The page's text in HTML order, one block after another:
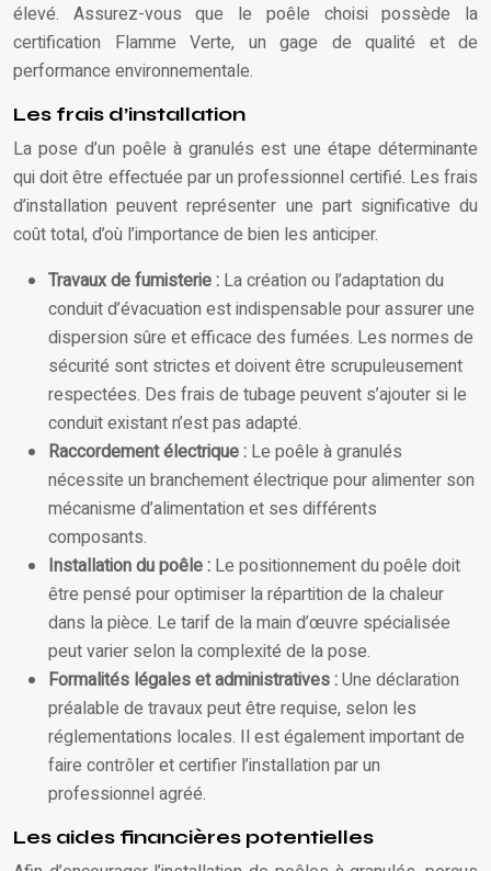
élevé. Assurez-vous que le poêle choisi possède la
certification Flamme Verte, un gage de qualité et de
performance environnementale.
Les frais d’installation
La pose d’un poêle à granulés est une étape déterminante
qui doit être effectuée par un professionnel certifié. Les frais
d’installation peuvent représenter une part significative du
coût total, d’où l’importance de bien les anticiper.
Travaux de fumisterie : La création ou l’adaptation du
conduit d’évacuation est indispensable pour assurer une
dispersion sûre et efficace des fumées. Les normes de
sécurité sont strictes et doivent être scrupuleusement
respectées. Des frais de tubage peuvent s’ajouter si le
conduit existant n’est pas adapté.
Raccordement électrique : Le poêle à granulés
nécessite un branchement électrique pour alimenter son
mécanisme d’alimentation et ses différents
composants.
Installation du poêle : Le positionnement du poêle doit
être pensé pour optimiser la répartition de la chaleur
dans la pièce. Le tarif de la main d’œuvre spécialisée
peut varier selon la complexité de la pose.
Formalités légales et administratives :Une déclaration
préalable de travaux peut être requise, selon les
réglementations locales. Il est également important de
faire contrôler et certifier l’installation par un
professionnel agréé.
Les aides financières potentielles